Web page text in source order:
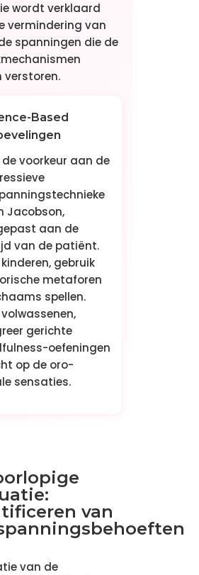
wordt verklaard
vermindering van
spanningen die de
verstoren.
Based
de voorkeur aan de
Jacobson,
aan de
van de patiënt.
gebruik
metaforen
spellen.
gerichte
oefeningen
op de oro-
sensaties.
van
van de